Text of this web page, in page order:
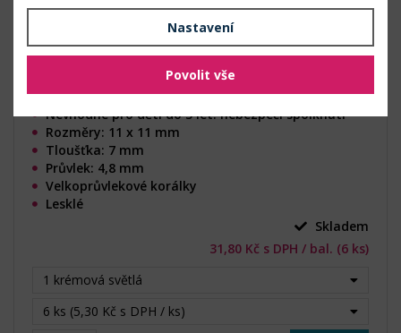
Nevhodné pro děti do 3 let: nebezpečí spolknutí
Rozměry: 11 x 11 mm
Tloušťka: 7 mm
Průvlek: 4,8 mm
Velkoprůvlekové korálky
Lesklé
Skladem
31,80 Kč s DPH / bal. (6 ks)
1 krémová světlá
6 ks (5,30 Kč s DPH / ks)
Nastavení
Povolit vše